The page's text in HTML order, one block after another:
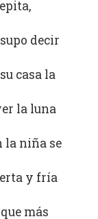
decir
casa la
la luna
la niña se
y fría
más